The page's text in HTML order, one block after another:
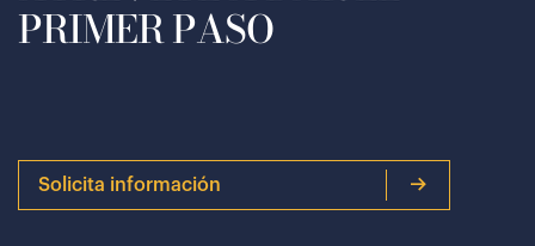
PRIMER PASO
Solicita información